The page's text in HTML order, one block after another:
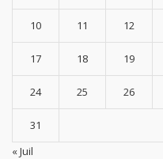
10 11 12
17 18 19
24 25 26
31
« Juil